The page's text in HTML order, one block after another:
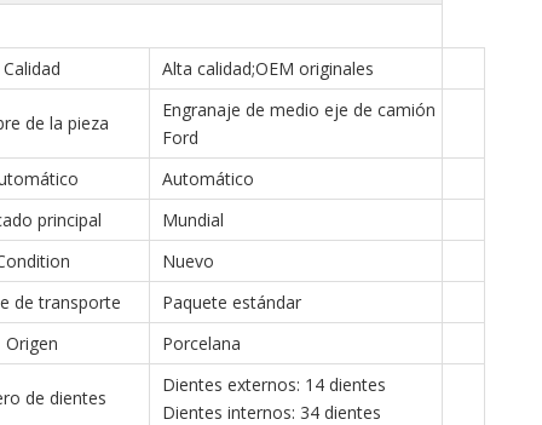
Calidad Alta calidad;OEM originales
de la pieza
Engranaje de medio eje de camión
Ford
Automático
principal
Mundial
Nuevo
de transporte
Paquete estándar
Origen
Porcelana
de dientes
Dientes externos: 14 dientes
Dientes internos: 34 dientes